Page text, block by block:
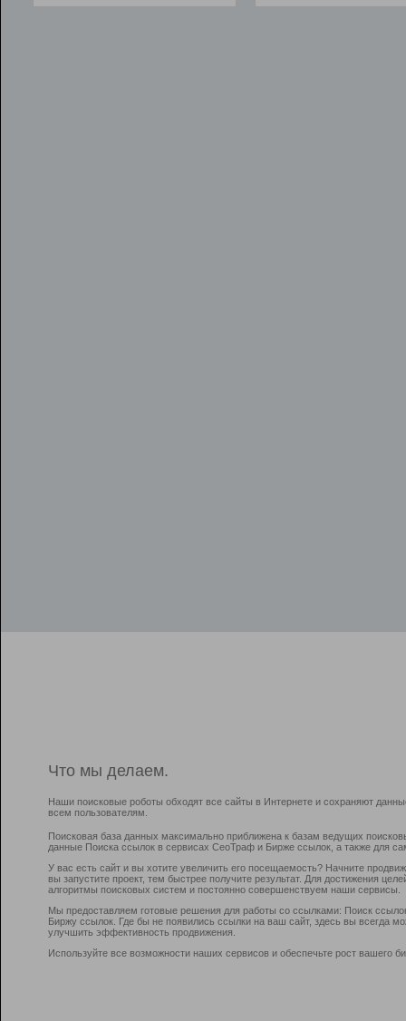
Что мы делаем.
Наши поисковые роботы обходят все сайты в Интернете и сохраняют
всем пользователям.
Поисковая база данных максимально приближена к базам ведущих
данные Поиска ссылок в сервисах СеоТраф и Бирже ссылок, а также для
У вас есть сайт и вы хотите увеличить его посещаемость? Начните
вы запустите проект, тем быстрее получите результат. Для достижения
алгоритмы поисковых систем и постоянно совершенствуем наши сервисы.
Мы предоставляем готовые решения для работы со ссылками: Поиск
Биржу ссылок. Где бы не появились ссылки на ваш сайт, здесь вы всегда
улучшить эффективность продвижения.
Используйте все возможности наших сервисов и обеспечьте рост вашего